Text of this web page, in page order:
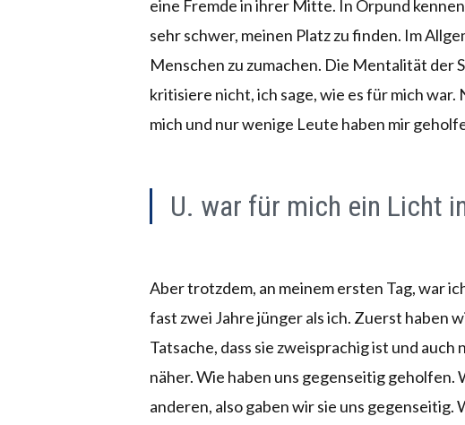
eine Fremde in ihrer Mitte. In Orpund
sehr schwer, meinen Platz zu finden. Im
Menschen zu zumachen. Die Mentalität der
kritisiere nicht, ich sage, wie es für mich
mich und nur wenige Leute haben mir
U. war für mich ein Licht
Aber trotzdem, an meinem ersten Tag, war
fast zwei Jahre jünger als ich. Zuerst haben
Tatsache, dass sie zweisprachig ist und
näher. Wie haben uns gegenseitig
anderen, also gaben wir sie uns